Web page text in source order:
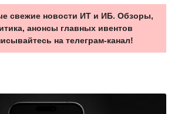
свежие новости ИТ и ИБ. Обзоры,
анонсы главных ивентов
на телеграм-канал!